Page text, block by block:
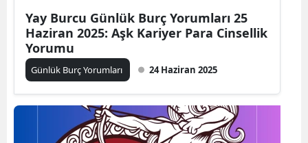
Yay Burcu Günlük Burç Yorumları 25
Haziran 2025: Aşk Kariyer Para Cinsellik
Yorumu
Günlük Burç Yorumları 24 Haziran 2025